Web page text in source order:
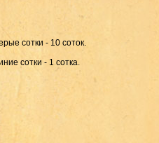
сотки - 10 соток.
сотки - 1 сотка.